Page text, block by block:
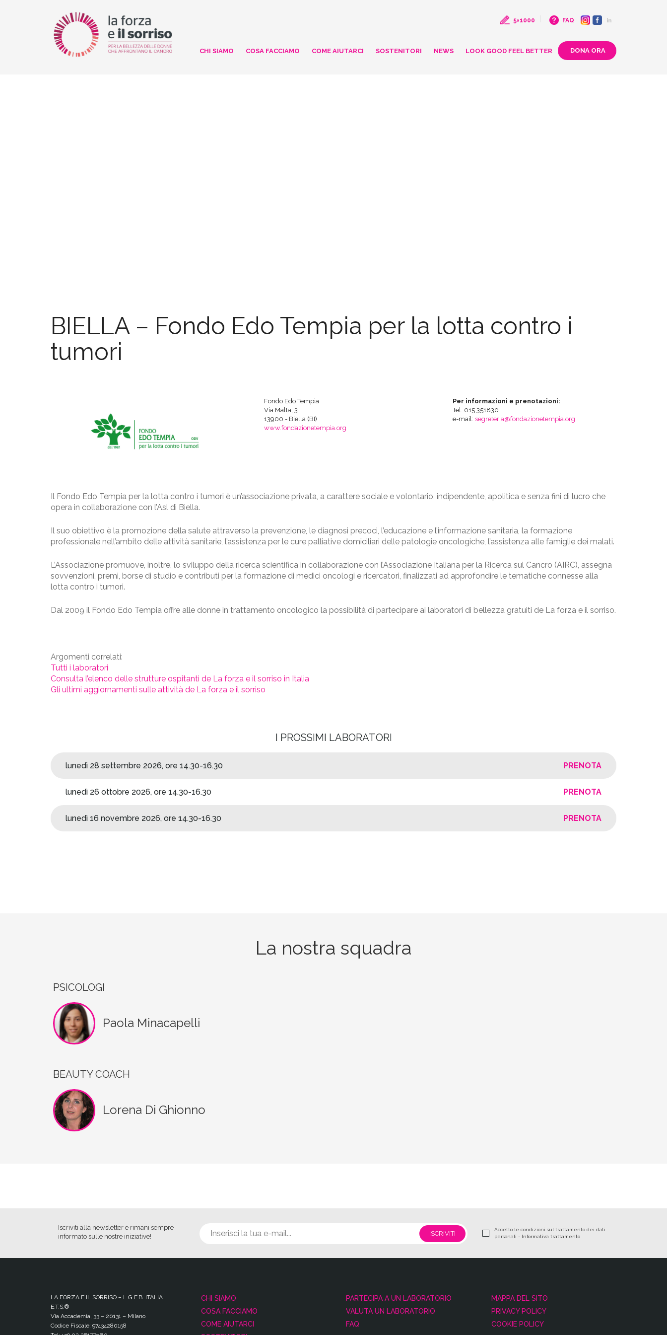
5×1000 FAQ
CHI SIAMO COSA FACCIAMO COME AIUTARCI SOSTENITORI NEWS LOOK GOOD FEEL BETTER
BIELLA – Fondo Edo Tempia per la lotta contro i
tumori
Fondo Edo Tempia
Via Malta, 3
13900 - Biella (BI)
www.fondazionetempia.org
Per informazioni e prenotazioni:
Tel. 015 351830
e-mail: segreteria@fondazionetempia.org
Il Fondo Edo Tempia per la lotta contro i tumori è un’associazione privata, a carattere sociale e volontario, indipendente, apolitica e senza fini di lucro che
opera in collaborazione con l’Asl di Biella.
Il suo obiettivo è la promozione della salute attraverso la prevenzione, le diagnosi precoci, l’educazione e l’informazione sanitaria, la formazione
professionale nell’ambito delle attività sanitarie, l’assistenza per le cure palliative domiciliari delle patologie oncologiche, l’assistenza alle famiglie dei malati.
L’Associazione promuove, inoltre, lo sviluppo della ricerca scientifica in collaborazione con l’Associazione Italiana per la Ricerca sul Cancro (AIRC), assegna
sovvenzioni, premi, borse di studio e contributi per la formazione di medici oncologi e ricercatori, finalizzati ad approfondire le tematiche connesse alla
lotta contro i tumori.
Dal 2009 il Fondo Edo Tempia offre alle donne in trattamento oncologico la possibilità di partecipare ai laboratori di bellezza gratuiti de La forza e il sorriso.
Argomenti correlati:
Tutti i laboratori
Consulta l’elenco delle strutture ospitanti de La forza e il sorriso in Italia
Gli ultimi aggiornamenti sulle attività de La forza e il sorriso
I PROSSIMI LABORATORI
lunedì 28 settembre 2026, ore 14.30-16.30 PRENOTA
lunedì 26 ottobre 2026, ore 14.30-16.30 PRENOTA
lunedì 16 novembre 2026, ore 14.30-16.30 PRENOTA
La nostra squadra
PSICOLOGI
Paola Minacapelli
BEAUTY COACH
Lorena Di Ghionno
Iscriviti alla newsletter e rimani sempre
informato sulle nostre iniziative!
Accetto le condizioni sul trattamento dei dati
personali - Informativa trattamento
LA FORZA E IL SORRISO – L.G.F.B. ITALIA
E.T.S.®
Via Accademia, 33 – 20131 – Milano
Codice Fiscale: 97434280158
CHI SIAMO
COSA FACCIAMO
COME AIUTARCI
PARTECIPA A UN LABORATORIO
VALUTA UN LABORATORIO
FAQ
MAPPA DEL SITO
PRIVACY POLICY
COOKIE POLICY